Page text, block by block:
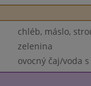
chléb, máslo,
zelenina
ovocný čaj/voda